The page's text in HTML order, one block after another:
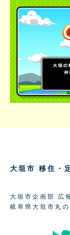
大垣市 移住・
大垣市企画部 広
岐阜県大垣市丸